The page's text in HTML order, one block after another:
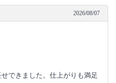
2026/08/07
できました。仕上がりも満足